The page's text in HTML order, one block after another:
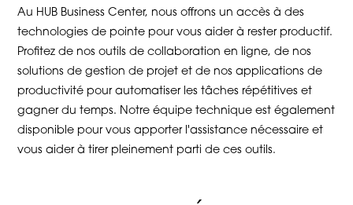
Au HUB Business Center, nous offrons un accès à des
technologies de pointe pour vous aider à rester productif.
Profitez de nos outils de collaboration en ligne, de nos
solutions de gestion de projet et de nos applications de
productivité pour automatiser les tâches répétitives et
gagner du temps. Notre équipe technique est également
disponible pour vous apporter l'assistance nécessaire et
vous aider à tirer pleinement parti de ces outils.